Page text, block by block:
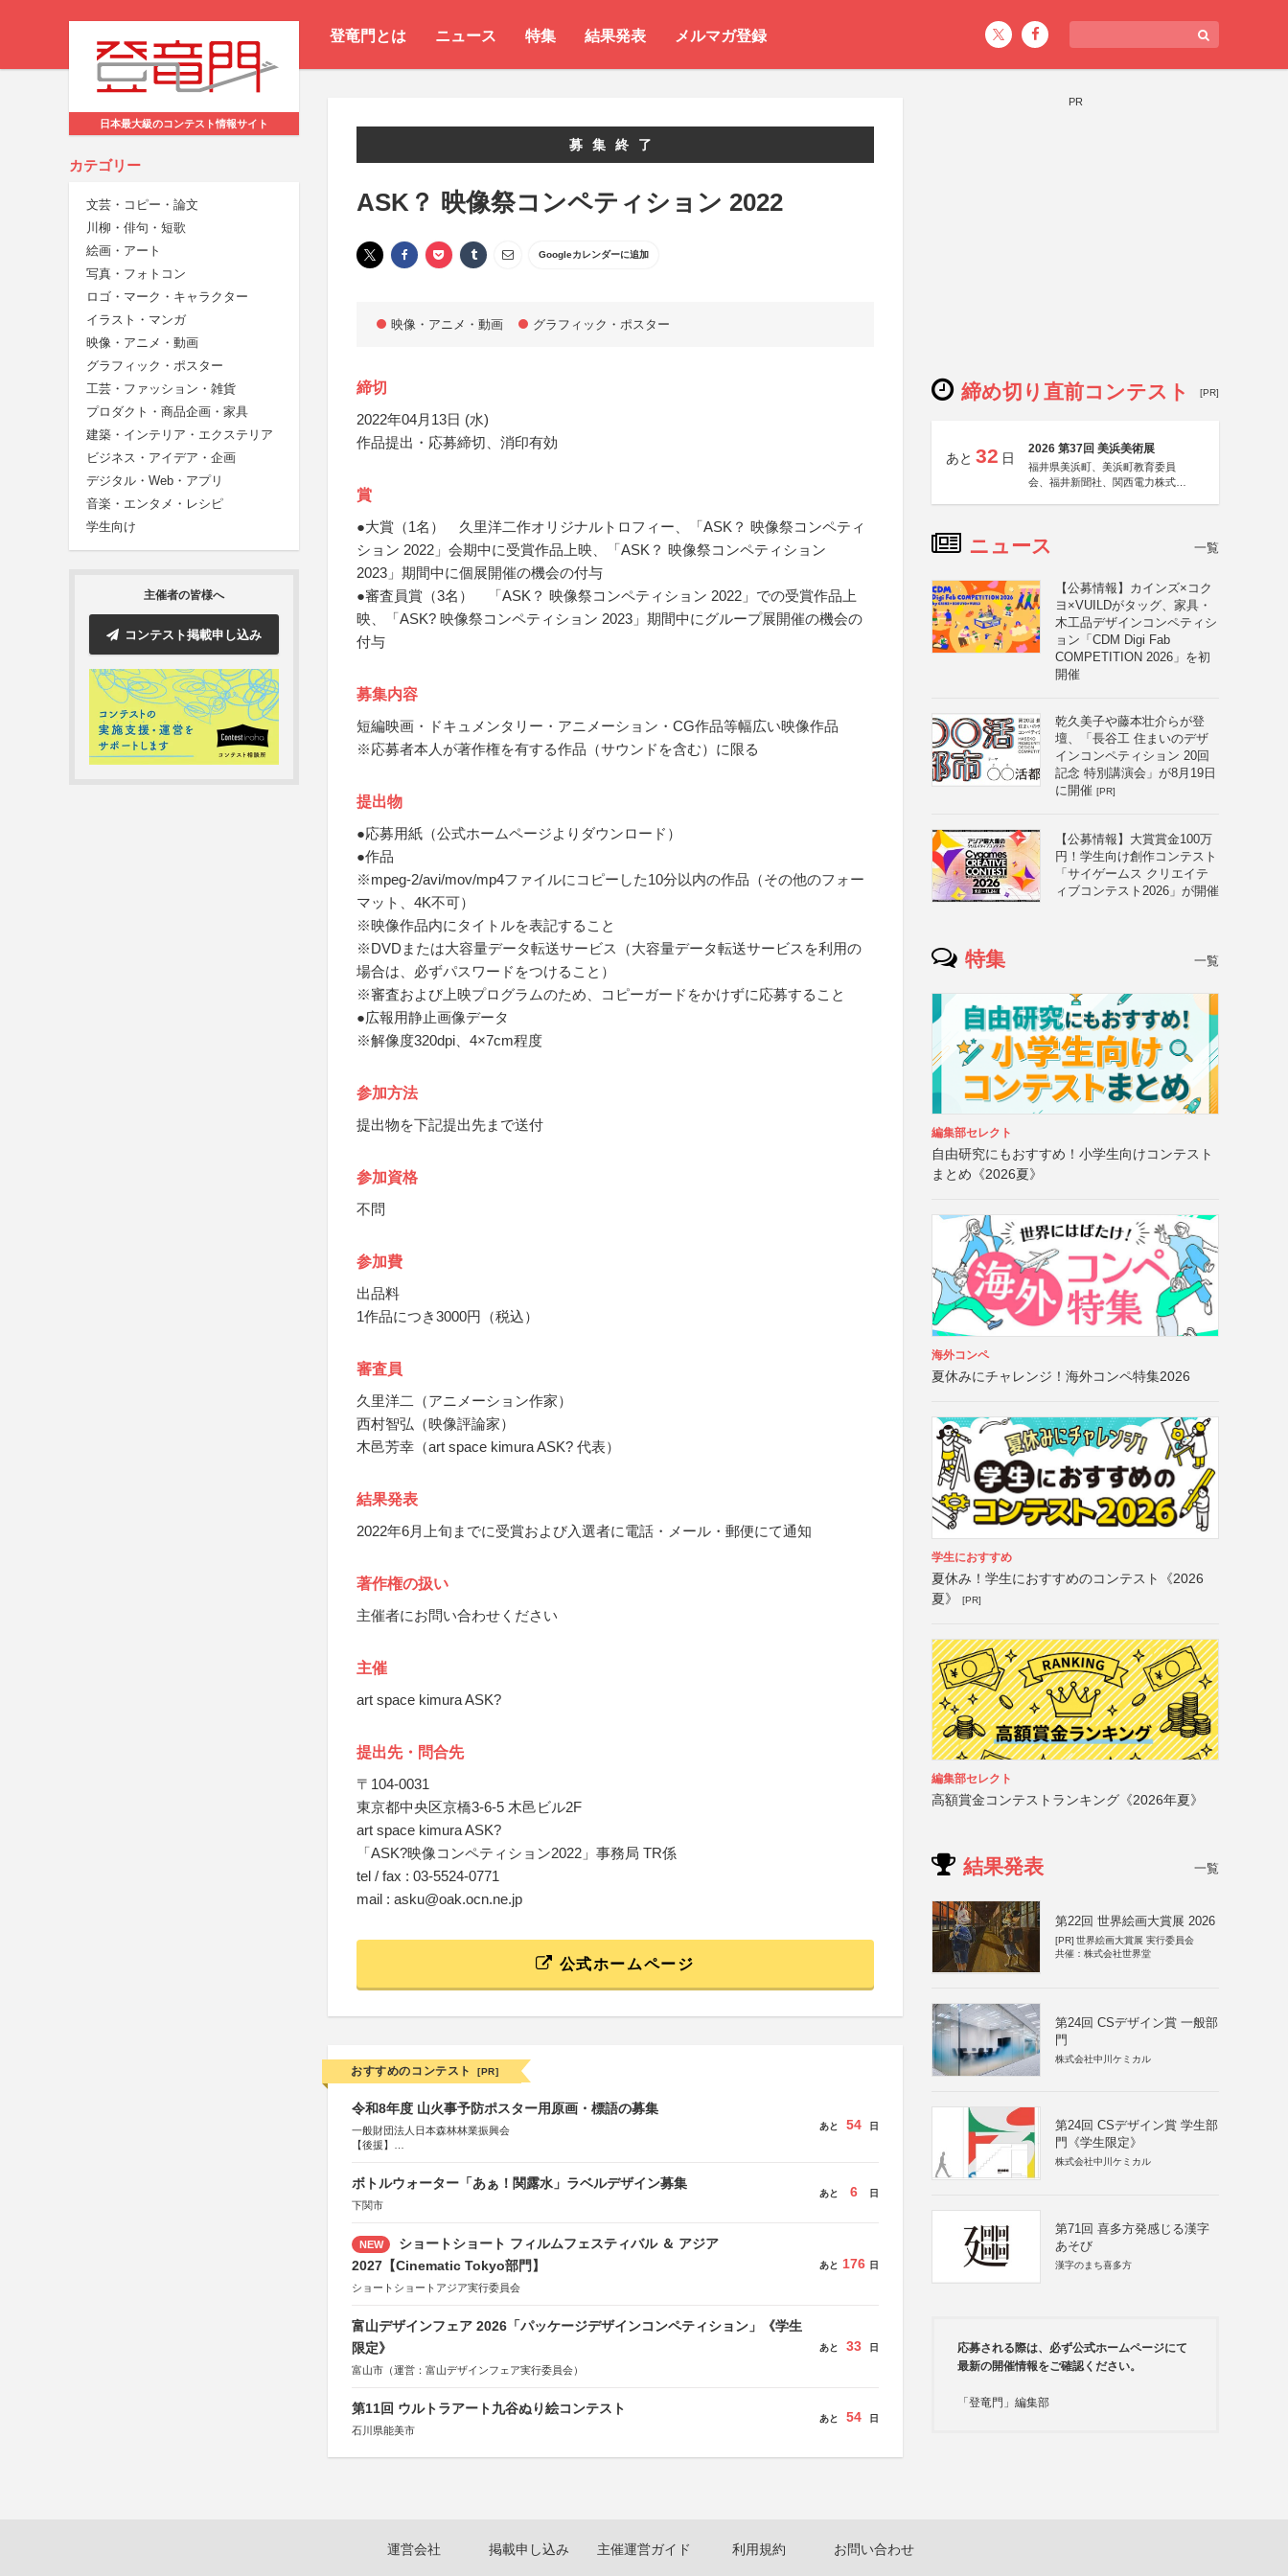
登竜門とは ニュース 特集 結果発表 メルマガ登録
日本最大級のコンテスト情報サイト
カテゴリー
文芸・コピー・論文
川柳・俳句・短歌
絵画・アート
写真・フォトコン
ロゴ・マーク・キャラクター
イラスト・マンガ
映像・アニメ・動画
グラフィック・ポスター
工芸・ファッション・雑貨
プロダクト・商品企画・家具
建築・インテリア・エクステリア
ビジネス・アイデア・企画
デジタル・Web・アプリ
音楽・エンタメ・レシピ
学生向け
主催者の皆様へ
コンテスト掲載申し込み
募集終了
ASK？ 映像祭コンペティション 2022
Googleカレンダーに追加
映像・アニメ・動画 グラフィック・ポスター
締切
2022年04月13日 (水)
作品提出・応募締切、消印有効
賞
●大賞（1名） 久里洋二作オリジナルトロフィー、「ASK？ 映像祭コンペティ
ション 2022」会期中に受賞作品上映、「ASK？ 映像祭コンペティション
2023」期間中に個展開催の機会の付与
●審査員賞（3名） 「ASK？ 映像祭コンペティション 2022」での受賞作品上
映、「ASK? 映像祭コンペティション 2023」期間中にグループ展開催の機会の
付与
募集内容
短編映画・ドキュメンタリー・アニメーション・CG作品等幅広い映像作品
※応募者本人が著作権を有する作品（サウンドを含む）に限る
提出物
●応募用紙（公式ホームページよりダウンロード）
●作品
※mpeg-2/avi/mov/mp4ファイルにコピーした10分以内の作品（その他のフォー
マット、4K不可）
※映像作品内にタイトルを表記すること
※DVDまたは大容量データ転送サービス（大容量データ転送サービスを利用の
場合は、必ずパスワードをつけること）
※審査および上映プログラムのため、コピーガードをかけずに応募すること
●広報用静止画像データ
※解像度320dpi、4×7cm程度
参加方法
提出物を下記提出先まで送付
参加資格
不問
参加費
出品料
1作品につき3000円（税込）
審査員
久里洋二（アニメーション作家）
西村智弘（映像評論家）
木邑芳幸（art space kimura ASK? 代表）
結果発表
2022年6月上旬までに受賞および入選者に電話・メール・郵便にて通知
著作権の扱い
主催者にお問い合わせください
主催
art space kimura ASK?
提出先・問合先
〒104-0031
東京都中央区京橋3-6-5 木邑ビル2F
art space kimura ASK?
「ASK?映像コンペティション2022」事務局 TR係
tel / fax : 03-5524-0771
mail : asku@oak.ocn.ne.jp
公式ホームページ
おすすめのコンテスト [PR]
令和8年度 山火事予防ポスター用原画・標語の募集
一般財団法人日本森林林業振興会
【後援】
あと 54 日
ボトルウォーター「あぁ！関露水」ラベルデザイン募集
下関市
あと 6 日
NEW
ショートショート フィルムフェスティバル ＆ アジア
2027【Cinematic Tokyo部門】
ショートショートアジア実行委員会
あと 176 日
富山デザインフェア 2026「パッケージデザインコンペティション」《学生
限定》
富山市（運営：富山デザインフェア実行委員会）
あと 33 日
第11回 ウルトラアート九谷ぬり絵コンテスト
石川県能美市
あと 54 日
PR
締め切り直前コンテスト [PR]
あと 32 日
2026 第37回 美浜美術展
福井県美浜町、美浜町教育委員
会、福井新聞社、関西電力株式会
ニュース 一覧
【公募情報】カインズ×コク
ヨ×VUILDがタッグ、家具・
木工品デザインコンペティシ
ョン「CDM Digi Fab
COMPETITION 2026」を初
開催
乾久美子や藤本壮介らが登
壇、「長谷工 住まいのデザ
インコンペティション 20回
記念 特別講演会」が8月19日
に開催 [PR]
【公募情報】大賞賞金100万
円！学生向け創作コンテスト
「サイゲームス クリエイテ
ィブコンテスト2026」が開催
特集 一覧
編集部セレクト
自由研究にもおすすめ！小学生向けコンテスト
まとめ《2026夏》
海外コンペ
夏休みにチャレンジ！海外コンペ特集2026
学生におすすめ
夏休み！学生におすすめのコンテスト《2026
夏》
[PR]
編集部セレクト
高額賞金コンテストランキング《2026年夏》
結果発表 一覧
第22回 世界絵画大賞展 2026
[PR] 世界絵画大賞展 実行委員会
共催：株式会社世界堂
第24回 CSデザイン賞 一般部
門
株式会社中川ケミカル
第24回 CSデザイン賞 学生部
門《学生限定》
株式会社中川ケミカル
第71回 喜多方発感じる漢字
あそび
漢字のまち喜多方
応募される際は、必ず公式ホームページにて
最新の開催情報をご確認ください。
「登竜門」編集部
運営会社 掲載申し込み 主催運営ガイド 利用規約 お問い合わせ